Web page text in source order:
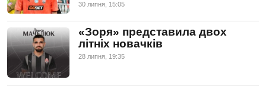
30 липня, 15:05
«Зоря» представила двох
літніх новачків
28 липня, 19:35